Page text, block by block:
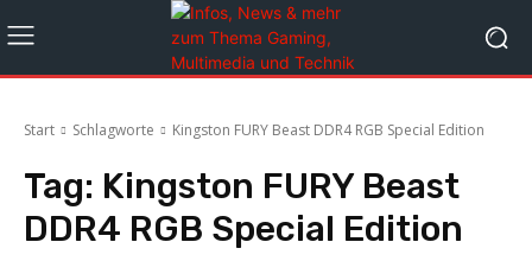
Start Schlagworte Kingston FURY Beast DDR4 RGB Special Edition
Tag: Kingston FURY Beast
DDR4 RGB Special Edition